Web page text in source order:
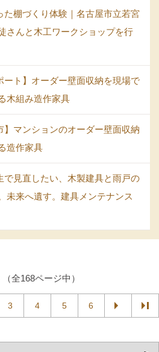
た棚づくり体験｜名古屋市立若宮
さんと木工ワークショップを行
ート】オーダー壁面収納を現場で
木組み造作家具
】マンションのオーダー壁面収納
造作家具
で見直したい、木製建具と雨戸の
未来へ遺す。建具メンテナンス
全168ページ中）
3 4 5 6